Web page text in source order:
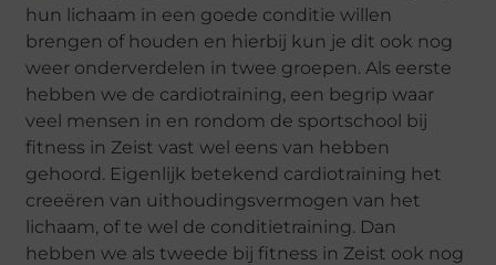
hun lichaam in een goede conditie willen
brengen of houden en hierbij kun je dit ook nog
weer onderverdelen in twee groepen. Als eerste
hebben we de cardiotraining, een begrip waar
veel mensen in en rondom de sportschool bij
fitness in Zeist vast wel eens van hebben
gehoord. Eigenlijk betekend cardiotraining het
creeëren van uithoudingsvermogen van het
lichaam, of te wel de conditietraining. Dan
hebben we als tweede bij fitness in Zeist ook nog